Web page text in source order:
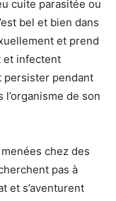
cuite parasitée ou
bel et bien dans
et prend
et infectent
persister pendant
de son
chez des
pas à
et s’aventurent